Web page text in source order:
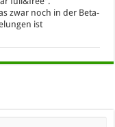
zwar noch in der Beta-
ist